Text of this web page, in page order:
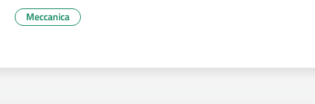
Meccanica